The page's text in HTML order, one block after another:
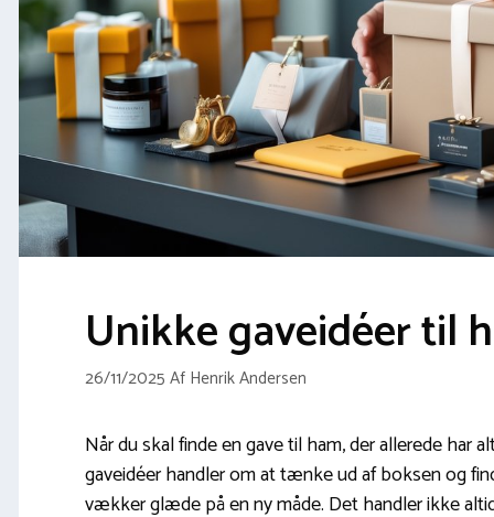
Unikke gaveidéer til
26/11/2025 Af Henrik Andersen
Når du skal finde en gave til ham, der allerede har
gaveidéer handler om at tænke ud af boksen og
vækker glæde på en ny måde. Det handler ikke